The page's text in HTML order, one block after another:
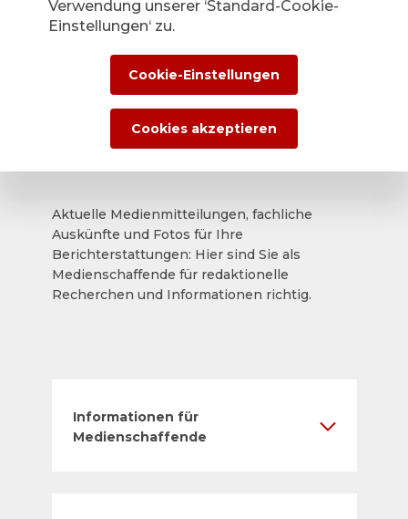
Medienstelle für
News und
Medienmitteilunge
Aktuelle Medienmitteilungen, fachliche
Auskünfte und Fotos für Ihre
Berichterstattungen: Hier sind Sie als
Medienschaffende für redaktionelle
Recherchen und Informationen richtig.
Informationen für
Medienschaffende
Verwendung unserer ‘Standard-Cookie-
Einstellungen‘ zu.
Cookie-Einstellungen
Cookies akzeptieren